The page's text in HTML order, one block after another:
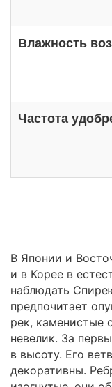
Влажность
Частота
В Японии и
и в Корее в
наблюдать
предпочитает
рек, каменистые
невелик. За
в высоту. Его
декоративны.